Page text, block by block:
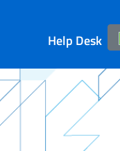
Help Desk